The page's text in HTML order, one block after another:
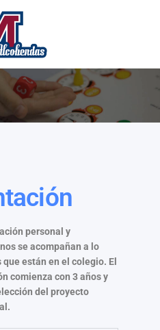
personal y
se acompañan a lo
están en el colegio. El
comienza con 3 años y
del proyecto